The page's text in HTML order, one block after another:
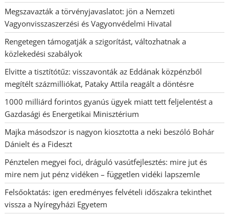
Megszavazták a törvényjavaslatot: jön a Nemzeti
Vagyonvisszaszerzési és Vagyonvédelmi Hivatal
Rengetegen támogatják a szigorítást, változhatnak a
közlekedési szabályok
Elvitte a tisztítótűz: visszavonták az Eddának közpénzből
megítélt százmilliókat, Pataky Attila reagált a döntésre
1000 milliárd forintos gyanús ügyek miatt tett feljelentést a
Gazdasági és Energetikai Minisztérium
Majka másodszor is nagyon kiosztotta a neki beszóló Bohár
Dánielt és a Fideszt
Pénztelen megyei foci, dráguló vasútfejlesztés: mire jut és
mire nem jut pénz vidéken – független vidéki lapszemle
Felsőoktatás: igen eredményes felvételi időszakra tekinthet
vissza a Nyíregyházi Egyetem